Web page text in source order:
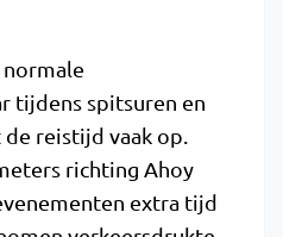
tijdens spitsuren en
reistijd vaak op.
richting Ahoy
extra tijd